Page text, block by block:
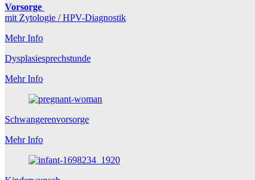
Vorsorge
mit Zytologie / HPV-Diagnostik
Mehr Info
Dysplasiesprechstunde
Mehr Info
Schwangerenvorsorge
Mehr Info